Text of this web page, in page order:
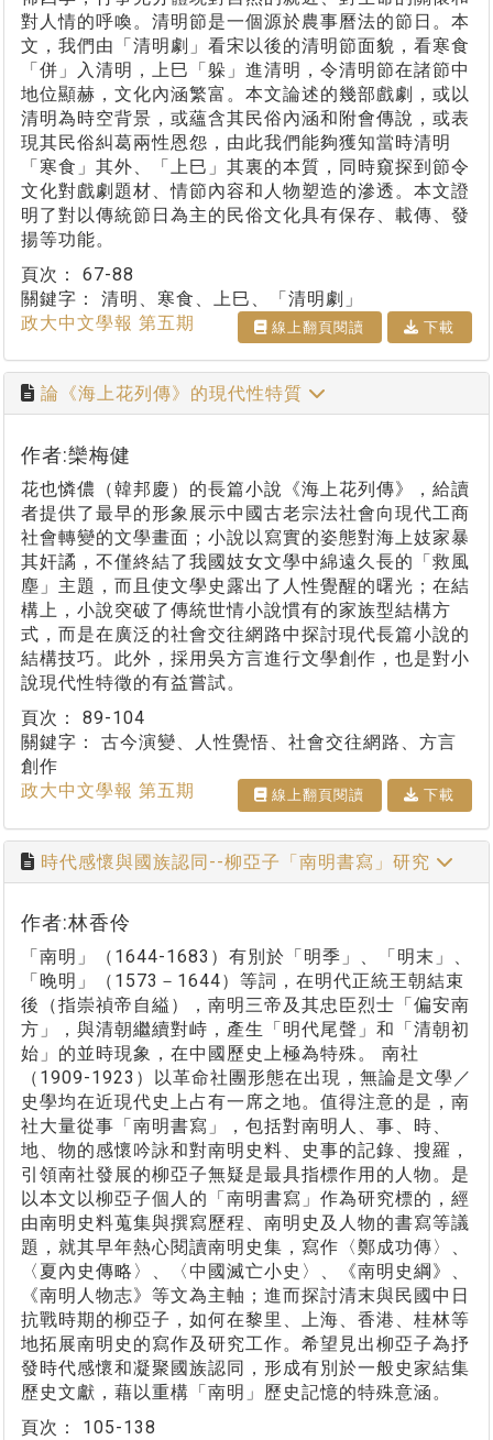
對人情的呼喚。清明節是一個源於農事曆法的節日。本
文，我們由「清明劇」看宋以後的清明節面貌，看寒食
「併」入清明，上巳「躲」進清明，令清明節在諸節中
地位顯赫，文化內涵繁富。本文論述的幾部戲劇，或以
清明為時空背景，或蘊含其民俗內涵和附會傳說，或表
現其民俗糾葛兩性恩怨，由此我們能夠獲知當時清明
「寒食」其外、「上巳」其裏的本質，同時窺探到節令
文化對戲劇題材、情節內容和人物塑造的滲透。本文證
明了對以傳統節日為主的民俗文化具有保存、載傳、發
揚等功能。
頁次： 67-88
關鍵字： 清明、寒食、上巳、「清明劇」
政大中文學報 第五期
線上翻⾴閱讀 下載
論《海上花列傳》的現代性特質
作者:欒梅健
花也憐儂（韓邦慶）的長篇小說《海上花列傳》，給讀
者提供了最早的形象展示中國古老宗法社會向現代工商
社會轉變的文學畫面；小說以寫實的姿態對海上妓家暴
其奸譎，不僅終結了我國妓女文學中綿遠久長的「救風
塵」主題，而且使文學史露出了人性覺醒的曙光；在結
構上，小說突破了傳統世情小說慣有的家族型結構方
式，而是在廣泛的社會交往網路中探討現代長篇小說的
結構技巧。此外，採用吳方言進行文學創作，也是對小
說現代性特徵的有益嘗試。
頁次： 89-104
關鍵字： 古今演變、人性覺悟、社會交往網路、方言
創作
政大中文學報 第五期
線上翻⾴閱讀 下載
時代感懷與國族認同--柳亞子「南明書寫」研究
作者:林香伶
「南明」（1644-1683）有別於「明季」、「明末」、
「晚明」（1573－1644）等詞，在明代正統王朝結束
後（指崇禎帝自縊），南明三帝及其忠臣烈士「偏安南
方」，與清朝繼續對峙，產生「明代尾聲」和「清朝初
始」的並時現象，在中國歷史上極為特殊。 南社
（1909-1923）以革命社團形態在出現，無論是文學／
史學均在近現代史上占有一席之地。值得注意的是，南
社大量從事「南明書寫」，包括對南明人、事、時、
地、物的感懷吟詠和對南明史料、史事的記錄、搜羅，
引領南社發展的柳亞子無疑是最具指標作用的人物。是
以本文以柳亞子個人的「南明書寫」作為研究標的，經
由南明史料蒐集與撰寫歷程、南明史及人物的書寫等議
題，就其早年熱心閱讀南明史集，寫作〈鄭成功傳〉、
〈夏內史傳略〉、〈中國滅亡小史〉、《南明史綱》、
《南明人物志》等文為主軸；進而探討清末與民國中日
抗戰時期的柳亞子，如何在黎里、上海、香港、桂林等
地拓展南明史的寫作及研究工作。希望見出柳亞子為抒
發時代感懷和凝聚國族認同，形成有別於一般史家結集
歷史文獻，藉以重構「南明」歷史記憶的特殊意涵。
頁次： 105-138